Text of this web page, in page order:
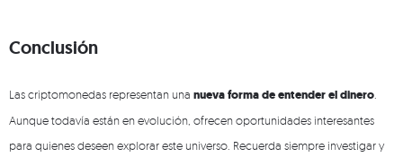
Conclusión
Las criptomonedas representan una nueva forma de entender el dinero
Aunque todavía están en evolución, ofrecen oportunidades interesantes
para quienes deseen explorar este universo. Recuerda siempre investigar y